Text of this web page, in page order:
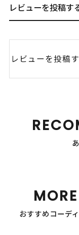
レビューを投稿す
レビューを投稿
おすすめコーデ